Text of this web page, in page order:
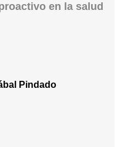
en la salud
Pindado